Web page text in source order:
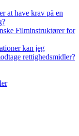
at have krav på en
Filminstruktører for
kan jeg
rettighedsmidler?